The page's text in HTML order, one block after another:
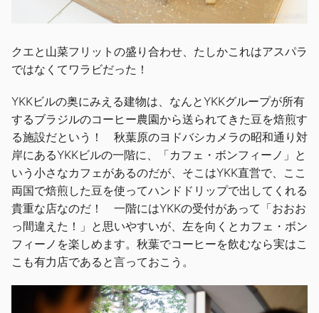
クエと山菜フリットの盛り合わせ、たしかこれはアスパラ
ではなくてワラビだった！
YKKビルの奥にみえる建物は、なんとYKKグループが所有
するブラジルのコーヒー農園から送られてきた豆を焙煎す
る施設だという！ 秋葉原のヨドバシカメラの昭和通り対
岸にあるYKKビルの一階に、「カフェ・ボンフィーノ」と
いう小さなカフェがあるのだが、そこはYKK直営で、ここ
両国で焙煎した豆を使ってハンドドリップで出してくれる
貴重な店なのだ！ 一階にはYKKの受付があって「おおお
っ間違えた！」と思いやすいが、左を向くとカフェ・ボン
フィーノを楽しめます。秋葉でコーヒーを飲むなら実はこ
こも有力店であると言っておこう。